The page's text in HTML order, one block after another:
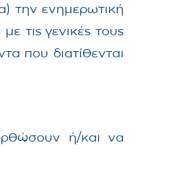
την ενημερωτική
τις γενικές τους
που διατίθενται
ή/και να